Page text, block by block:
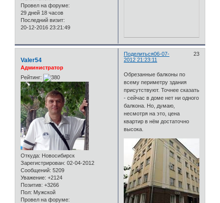
Провел на форуме:
29 дней 18 часов
Последний визит:
20-12-2016 23:21:49
Поделиться 23
06-07-
2012 21:23:11
Valer54
Администратор
Рейтинг:
Откуда: Новосибирск
Зарегистрирован: 02-04-2012
Сообщений: 5209
Уважение: +2124
Позитив: +3266
Пол: Мужской
Провел на форуме:
Обрезанные балконы по
всему периметру здания
присутствуют. Точнее сказать
- сейчас в доме нет ни одного
балкона. Но, думаю,
несмотря на это, цена
квартир в нём достаточно
высока.